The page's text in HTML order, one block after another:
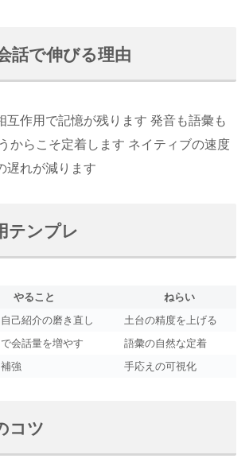
話で伸びる理由
互作用で記憶が残ります 発音も語彙も
からこそ定着します ネイティブの速度
遅れが減ります
テンプレ
やること
ねらい
己紹介の磨き直し
土台の精度を上げる
会話量を増やす
語彙の自然な定着
強 手応えの可視化
コツ